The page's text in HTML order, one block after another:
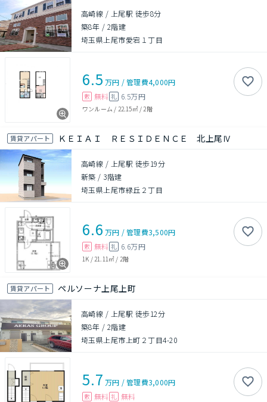
高崎線 / 上尾駅 徒歩8分
築8年 / 2階建
埼玉県上尾市愛宕１丁目
6.5 万円 /管理費4,000円
敷 無料 礼 6.5万円
ワンルーム / 22.15㎡/ 2階
賃貸アパート ＫＥＩＡＩ ＲＥＳＩＤＥＮＣＥ 北上尾Ⅳ
高崎線 / 上尾駅 徒歩19分
新築 / 3階建
埼玉県上尾市緑丘２丁目
6.6 万円 /管理費3,500円
敷 無料 礼 6.6万円
1K / 21.11㎡ / 2階
賃貸アパート ペルソーナ上尾上町
高崎線 / 上尾駅 徒歩12分
築8年 / 2階建
埼玉県上尾市上町２丁目4-20
5.7 万円 /管理費3,000円
敷 無料 礼 無料